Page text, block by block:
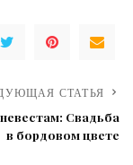
СТАТЬЯ
Свадьба
в бордовом цвете